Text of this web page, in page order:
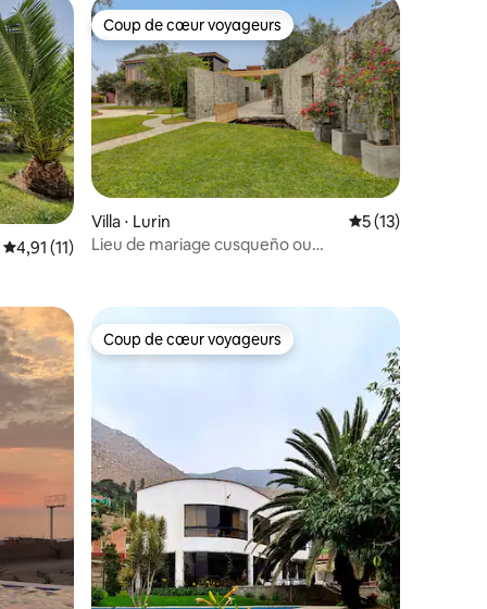
: 4,67 sur 5
Évaluation moyenne sur la base de 11 commentaires : 4,91 sur 5
4,91 (11)
Coup de cœur voyageurs
Coup de cœur voyageurs
Villa ⋅ Lurin Évaluation
5 (13)
Lieu de mariage cusqueño ou
: 4,7 sur 5
Coup de cœur voyageurs
Coup de cœur voyageurs